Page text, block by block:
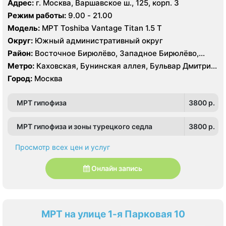
Чертаново , Зюзино, Северное Бутово, Южное Бутово
Пражская, Севастопольская, Улица Академика
Янгеля, Улица Горчакова, Улица Скобелевская, Улица
Старокачаловская, Чертановская, Южная
Адрес: г. Москва, Варшавское ш., 125, корп. 3
Режим работы: 9.00 - 21.00
Модель: МРТ Toshiba Vantage Titan 1.5 Т
Округ: Южный административный округ
Район: Восточное Бирюлёво, Западное Бирюлёво,
Москворечье-Сабурово, Северное Чертаново,
Центральное Чертаново, Южное Чертаново , Южное
Чертаново , Зюзино, Северное Бутово, Южное Бутово
Метро: Каховская, Бунинская аллея, Бульвар Дмитрия
Донского, Бульвар Адмирала Ушакова, Аннино ,
Пражская, Севастопольская, Улица Академика
Янгеля, Улица Горчакова, Улица Скобелевская, Улица
Старокачаловская, Чертановская, Южная
Город: Москва
МРТ гипофиза 3800 p.
МРТ гипофиза и зоны турецкого седла 3800 p.
Просмотр всех цен и услуг
Онлайн запись
МРТ на улице 1-я Парковая 10